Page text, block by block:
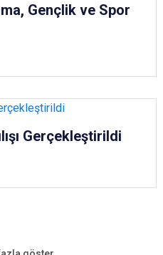
Gençlik ve Spor
Gerçekleştirildi